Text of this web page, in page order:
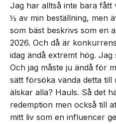
Jag har alltså inte bara
½ av min beställning, men
som bäst beskrivs som en
2026. Och då är
idag ändå extremt hög.
Och jag måste ju ändå för
sätt försöka vända detta till
älskar alla? Hauls. Så det
redemption men också till
mitt liv som en influencer